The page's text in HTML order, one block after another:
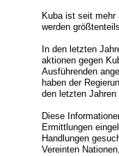
Kuba ist seit mehr
werden
In den letzten
aktionen gegen
Ausführenden
haben der
den letzten Jahren
Diese
Ermittlungen
Handlungen
Vereinten